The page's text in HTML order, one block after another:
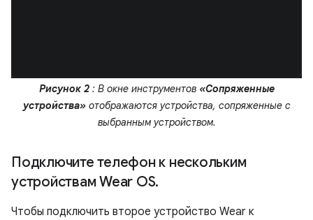
Рисунок 2: В окне инструментов «Сопряженные
устройства»отображаются устройства, сопряженные с
выбранным устройством.
Подключите телефон к нескольким
устройствам Wear OS.
Чтобы подключить второе устройство Wear к